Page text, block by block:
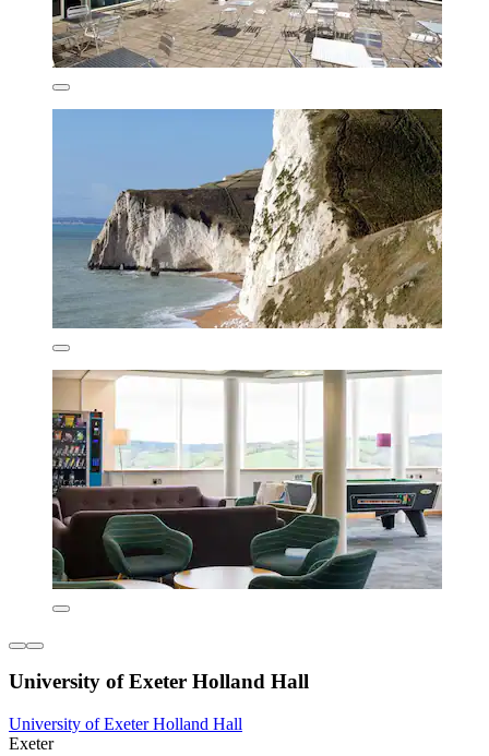
University of Exeter Holland Hall
University of Exeter Holland Hall
Exeter